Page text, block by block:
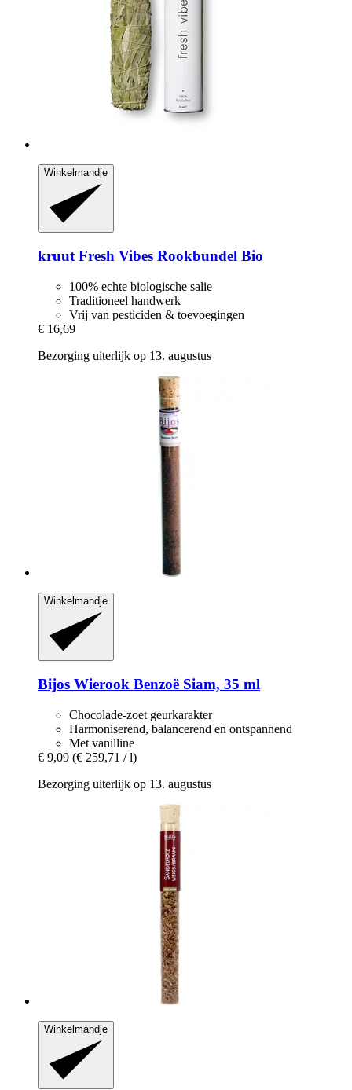
Winkelmandje
kruut Fresh Vibes Rookbundel Bio
100% echte biologische salie
Traditioneel handwerk
Vrij van pesticiden & toevoegingen
€ 16,69
Bezorging uiterlijk op 13. augustus
Winkelmandje
Bijos Wierook Benzoë Siam, 35 ml
Chocolade-zoet geurkarakter
Harmoniserend, balancerend en ontspannend
Met vanilline
€ 9,09 (€ 259,71 / l)
Bezorging uiterlijk op 13. augustus
Winkelmandje